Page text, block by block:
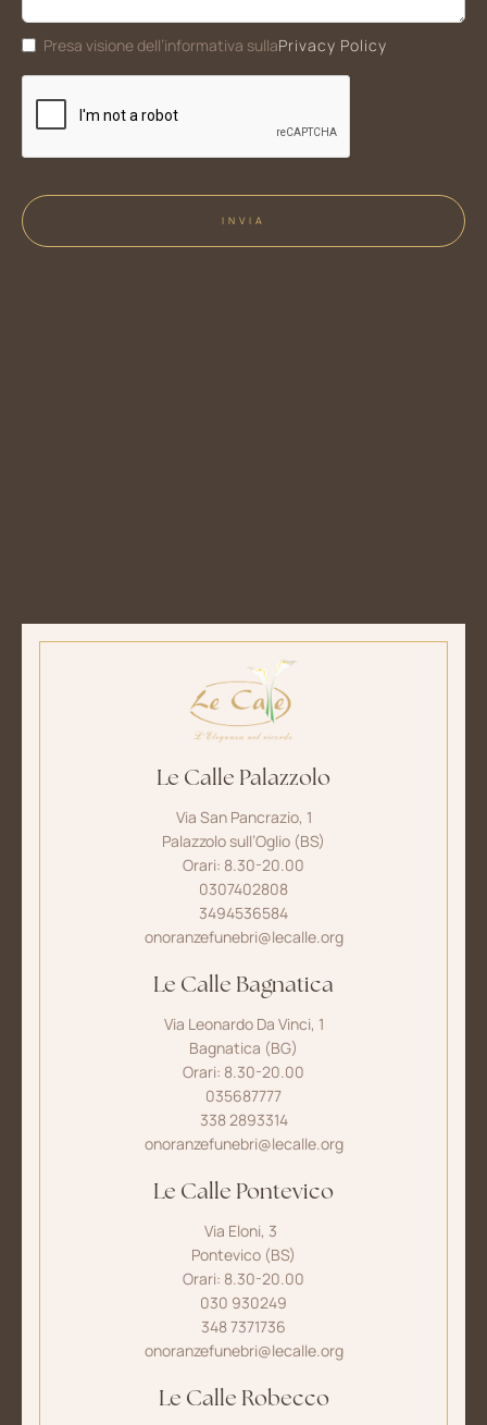
Presa visione dell’informativa sullaPrivacy Policy
Le Calle Palazzolo
Via San Pancrazio, 1
Palazzolo sull’Oglio (BS)
Orari: 8.30-20.00
0307402808
3494536584
onoranzefunebri@lecalle.org
Le Calle Bagnatica
Via Leonardo Da Vinci, 1
Bagnatica (BG)
Orari: 8.30-20.00
035687777
338 2893314
onoranzefunebri@lecalle.org
Le Calle Pontevico
Via Eloni, 3
Pontevico (BS)
Orari: 8.30-20.00
030 930249
348 7371736
onoranzefunebri@lecalle.org
Le Calle Robecco